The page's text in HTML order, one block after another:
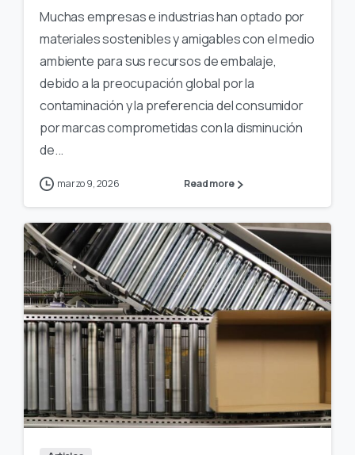
Muchas empresas e industrias han optado por
materiales sostenibles y amigables con el medio
ambiente para sus recursos de embalaje,
debido a la preocupación global por la
contaminación y la preferencia del consumidor
por marcas comprometidas con la disminución
de...
marzo 9, 2026 Read more